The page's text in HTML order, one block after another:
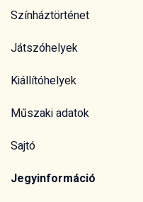
Színháztörténet
Játszóhelyek
Kiállítóhelyek
Műszaki adatok
Sajtó
Jegyinformáció